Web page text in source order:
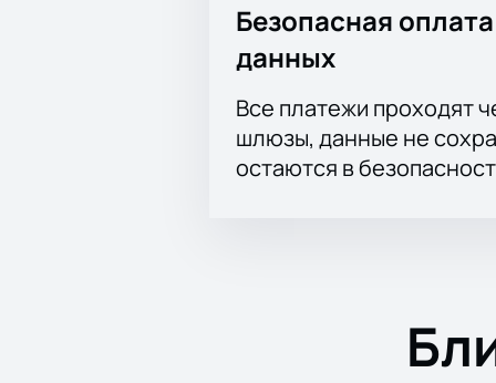
Безопасная
данных
Все платежи проходят
шлюзы, данные не
остаются в